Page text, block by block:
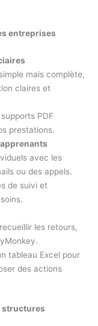
entreprises
mais complète,
claires et
PDF
prestations.
avec les
ou des appels.
de suivi et
les retours,
tableau Excel pour
des actions
structures